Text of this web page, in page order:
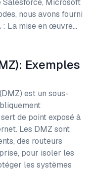
Salesforce, Microsoft
nous avons fourni
: La mise en œuvre…
Exemples
est un sous-
de point exposé à
Les DMZ sont
des routeurs
pour isoler les
les systèmes